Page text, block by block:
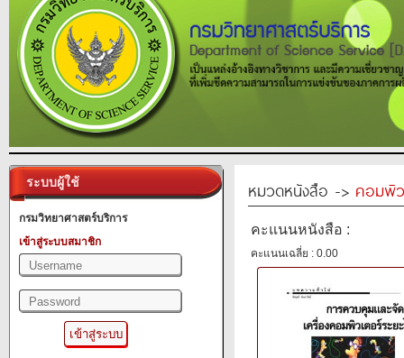
ระบบผู้ใช้
กรมวิทยาศาสตร์บริการ
เข้าสู่ระบบสมาชิก
หมวดหนังสือ -> คอมพิ
คะแนนหนังสือ :
คะแนนเฉลี่ย : 0.00